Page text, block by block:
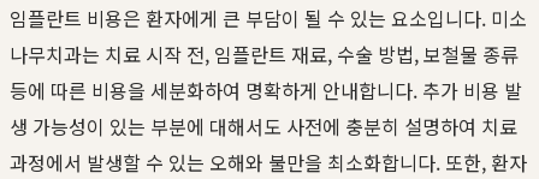
임플란트 비용은 환자에게 큰 부담이 될 수 있는 요소입니다. 미소
나무치과는 치료 시작 전, 임플란트 재료, 수술 방법, 보철물 종류
등에 따른 비용을 세분화하여 명확하게 안내합니다. 추가 비용 발
생 가능성이 있는 부분에 대해서도 사전에 충분히 설명하여 치료
과정에서 발생할 수 있는 오해와 불만을 최소화합니다. 또한, 환자